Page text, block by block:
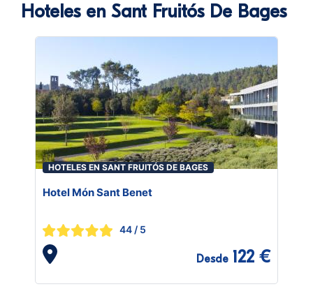
Hoteles en Sant Fruitós De Bages
HOTELES EN SANT FRUITÓS DE BAGES
Hotel Món Sant Benet
44 / 5
Desde 122 €